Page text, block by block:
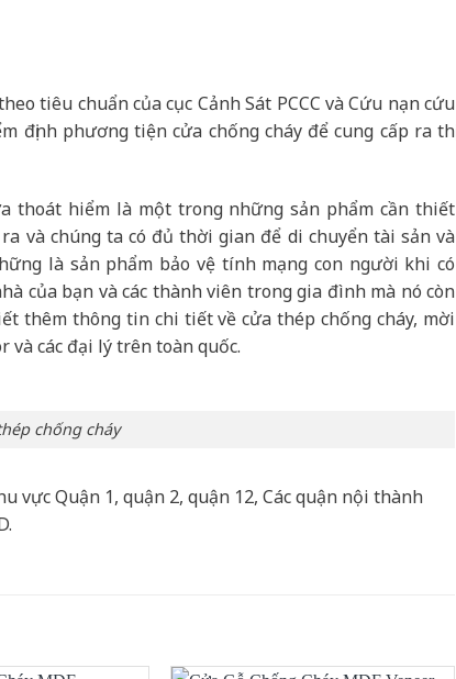
tiêu chuẩn của cục Cảnh Sát PCCC và Cứu nạn cứu
định phương tiện cửa chống cháy để cung cấp ra thị
thoát hiểm là một trong những sản phẩm cần thiết
và chúng ta có đủ thời gian để di chuyển tài sản và
là sản phẩm bảo vệ tính mạng con người khi có
của bạn và các thành viên trong gia đình mà nó còn
thêm thông tin chi tiết về cửa thép chống cháy, mời
và các đại lý trên toàn quốc.
chống cháy
vực Quận 1, quận 2, quận 12, Các quận nội thành